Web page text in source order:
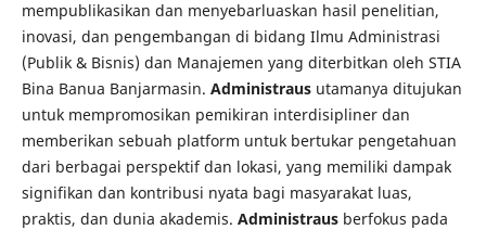
mempublikasikan dan menyebarluaskan hasil penelitian,
inovasi, dan pengembangan di bidang Ilmu Administrasi
(Publik & Bisnis) dan Manajemen yang diterbitkan oleh STIA
Bina Banua Banjarmasin. Administrausutamanya ditujukan
untuk mempromosikan pemikiran interdisipliner dan
memberikan sebuah platform untuk bertukar pengetahuan
dari berbagai perspektif dan lokasi, yang memiliki dampak
signifikan dan kontribusi nyata bagi masyarakat luas,
praktis, dan dunia akademis. Administrausberfokus pada